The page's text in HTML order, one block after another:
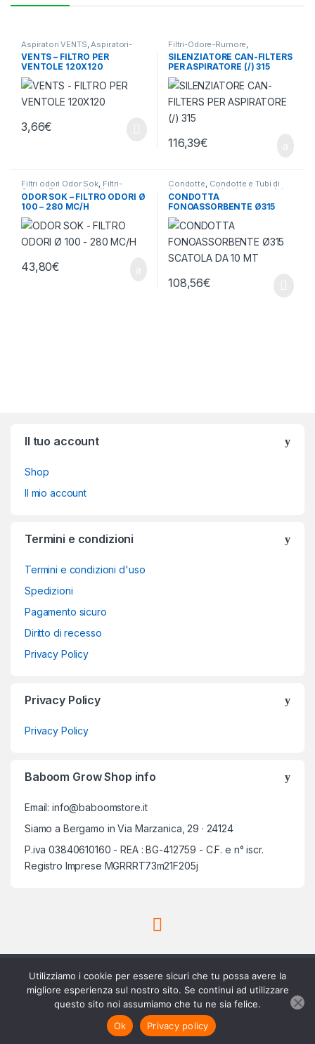
Aggiungi al carrello
Aspiratori VENTS Aspiratori-
Ventilatori ,Ventilazione - Aria
VENTS – FILTRO PER
VENTOLE 120X120
3,66€
Filtri-Odore-Rumore
Silenziatori, Ventilazione - Aria
SILENZIATORE CAN-FILTERS
PER ASPIRATORE (/) 315
116,39€
Filtri odori Odor Sok, Filtri-
Odore-Rumore,Ventilazione -
Aria
ODOR SOK – FILTRO ODORI Ø
100 – 280 MC/H
43,80€
Condotte, Condotte e Tubi di
Aspirazione ,Ventilazione - Aria
CONDOTTA
FONOASSORBENTE Ø315
SCATOLA DA 10 MT
108,56€
Il tuo account
Shop
Il mio account
Termini e condizioni
Termini e condizioni d'uso
Spedizioni
Pagamento sicuro
Diritto di recesso
Privacy Policy
Privacy Policy
Privacy Policy
Baboom Grow Shop info
Email: info@baboomstore.it
Siamo a Bergamo in Via Marzanica, 29 · 24124
P.iva 03840610160 - REA : BG-412759 - C.F. e n° iscr.
Registro Imprese MGRRRT73m21F205j
Scrivici su Whatsapp
3756420488
Utilizziamo i cookie per essere sicuri che tu possa avere la
migliore esperienza sul nostro sito. Se continui ad utilizzare
questo sito noi assumiamo che tu ne sia felice.
Ok
Privacy policy